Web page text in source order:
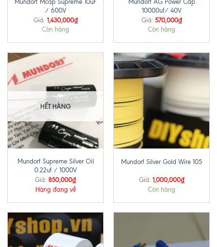
Mundorf Mcap Supreme 10uF
/ 600V
Giá: 1,430,000₫
Còn hàng
Mundorf AG Power Cap
10000uf/ 40V
Giá: 570,000₫
Còn hàng
HẾT HÀNG
Mundorf Supreme Silver Oil
0.22uf / 1000V
Giá: 850,000₫
Hàng đang về
Mundorf Silver Gold Wire 105
Giá: 1,000,000₫
Còn hàng